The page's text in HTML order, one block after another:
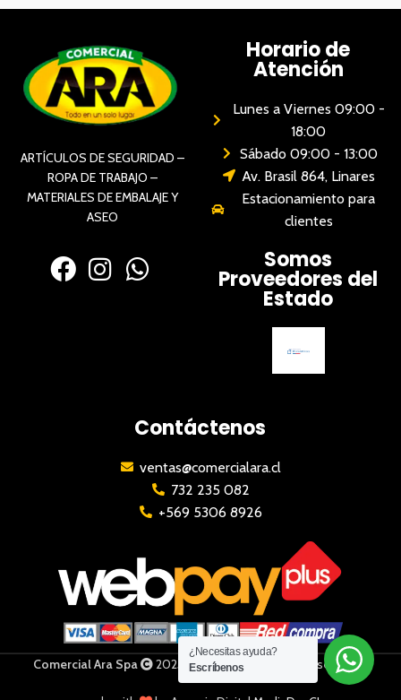
ARTÍCULOS DE SEGURIDAD –
ROPA DE TRABAJO –
MATERIALES DE EMBALAJE Y
ASEO
Horario de
Atención
Lunes a Viernes 09:00 -
18:00
Sábado 09:00 - 13:00
Av. Brasil 864, Linares
Estacionamiento para
clientes
Somos
Proveedores del
Estado
Contáctenos
ventas@comercialara.cl
732 235 082
+569 5306 8926
Comercial Ara Spa 2023 | Todos los derechos reservados
¿Necesitas ayuda?
Escríbenos